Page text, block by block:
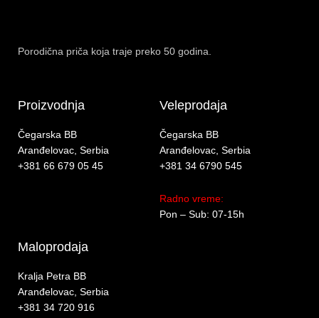
Porodična priča koja traje preko 50 godina.
Proizvodnja
Čegarska BB
Aranđelovac, Serbia
+381 66 679 05 45
Veleprodaja
Čegarska BB
Aranđelovac, Serbia
+381 34 6790 545
Radno vreme:
Pon – Sub: 07-15h
Maloprodaja
Kralja Petra BB
Aranđelovac, Serbia
+381 34 720 916